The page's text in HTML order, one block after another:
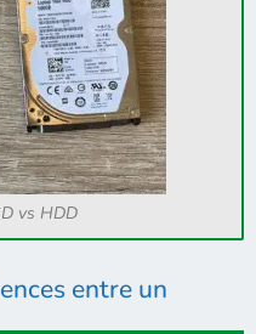
vs HDD
entre un